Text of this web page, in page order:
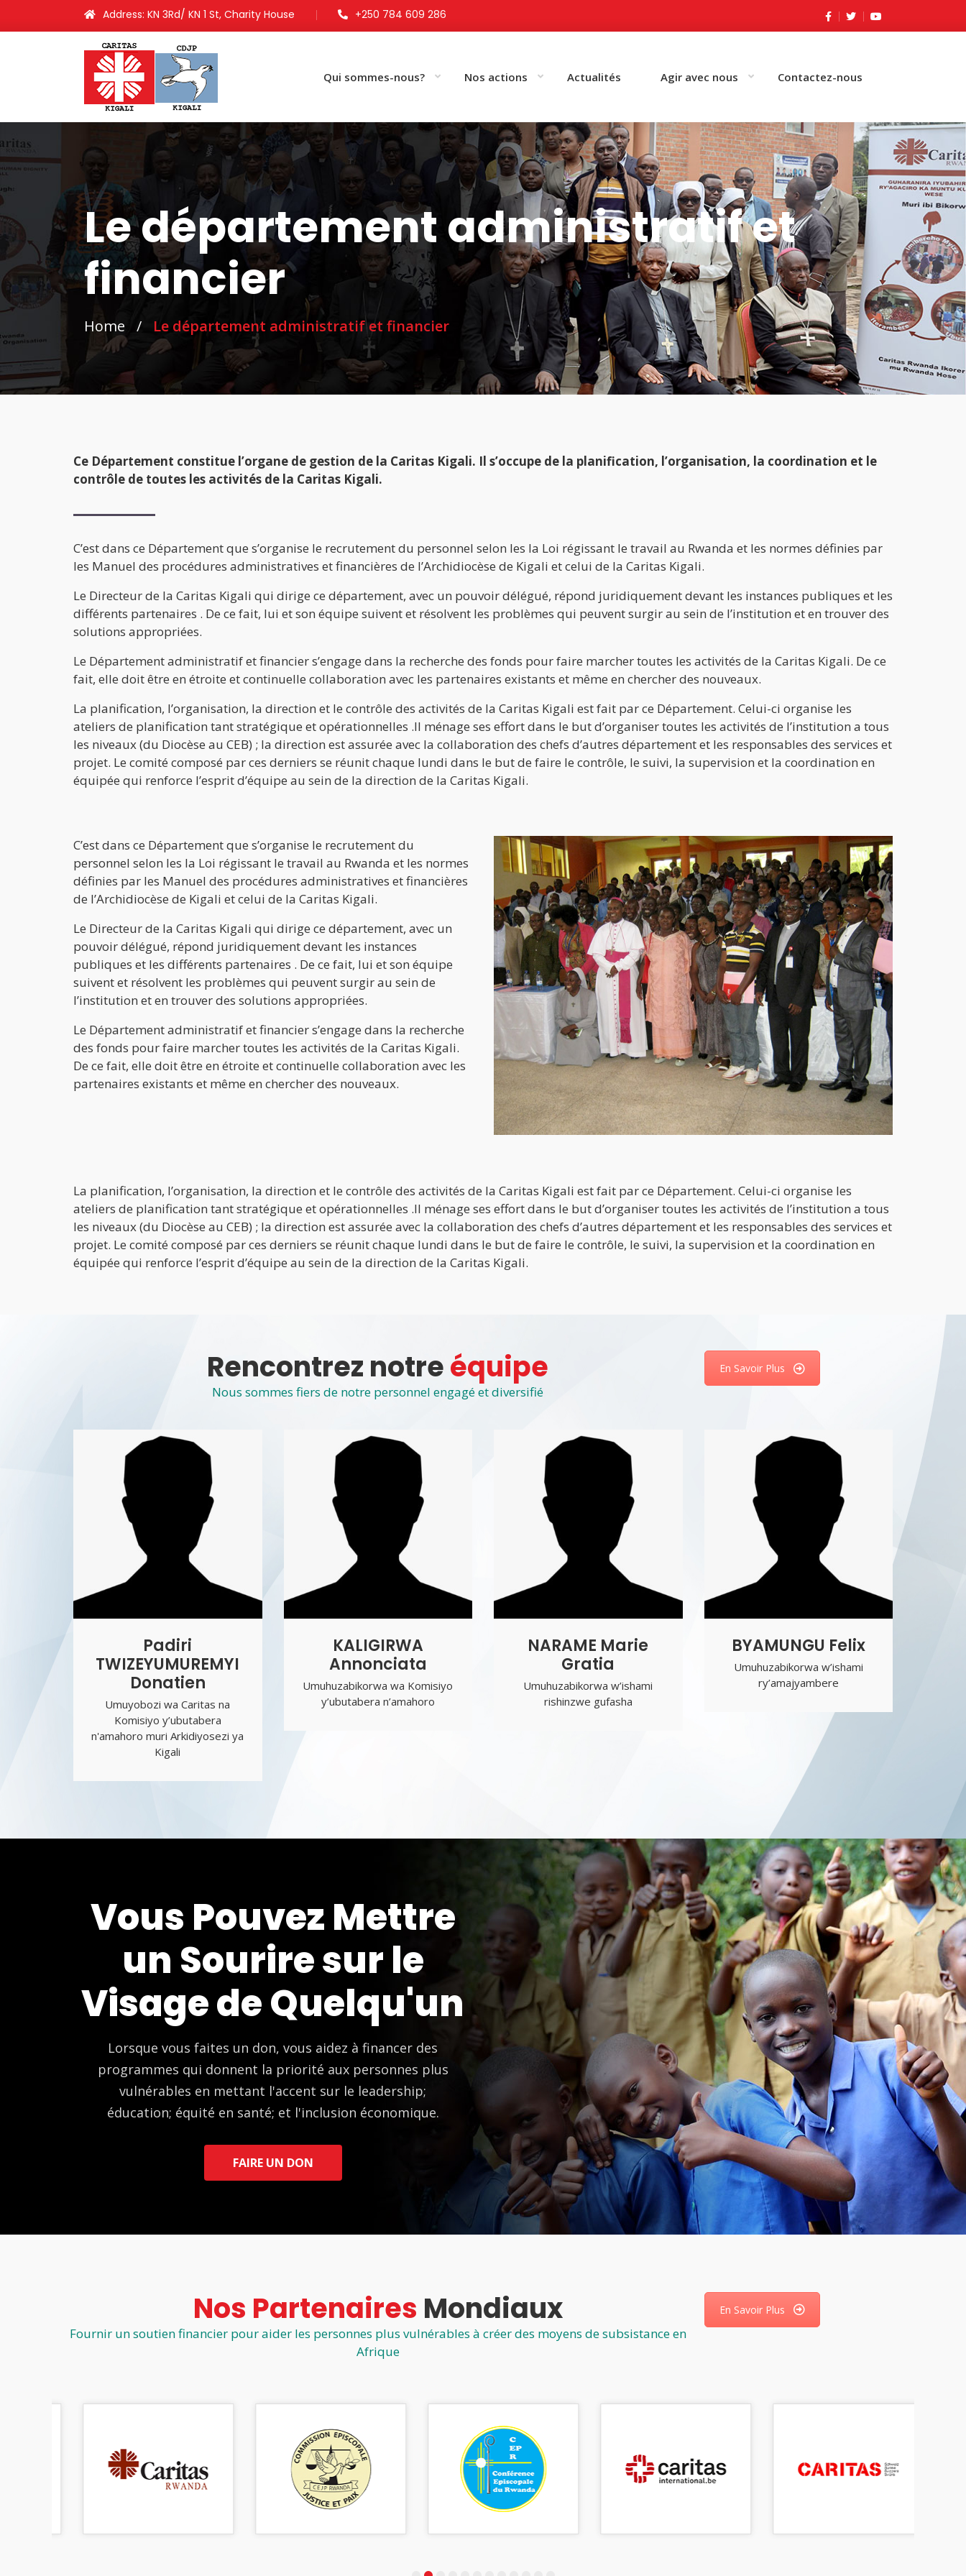
Address: KN 3Rd/ KN 1 St, Charity House +250 784 609 286
Qui sommes-nous? Nos actions Actualités Agir avec nous Contactez-nous
Le département administratif et
financier
Home / Le département administratif et financier
Ce Département constitue l’organe de gestion de la Caritas Kigali. Il s’occupe de la planification, l’organisation, la coordination et le
contrôle de toutes les activités de la Caritas Kigali.
C’est dans ce Département que s’organise le recrutement du personnel selon les la Loi régissant le travail au Rwanda et les normes définies par
les Manuel des procédures administratives et financières de l’Archidiocèse de Kigali et celui de la Caritas Kigali.
Le Directeur de la Caritas Kigali qui dirige ce département, avec un pouvoir délégué, répond juridiquement devant les instances publiques et les
différents partenaires . De ce fait, lui et son équipe suivent et résolvent les problèmes qui peuvent surgir au sein de l’institution et en trouver des
solutions appropriées.
Le Département administratif et financier s’engage dans la recherche des fonds pour faire marcher toutes les activités de la Caritas Kigali. De ce
fait, elle doit être en étroite et continuelle collaboration avec les partenaires existants et même en chercher des nouveaux.
La planification, l’organisation, la direction et le contrôle des activités de la Caritas Kigali est fait par ce Département. Celui-ci organise les
ateliers de planification tant stratégique et opérationnelles .Il ménage ses effort dans le but d’organiser toutes les activités de l’institution a tous
les niveaux (du Diocèse au CEB) ; la direction est assurée avec la collaboration des chefs d’autres département et les responsables des services et
projet. Le comité composé par ces derniers se réunit chaque lundi dans le but de faire le contrôle, le suivi, la supervision et la coordination en
équipée qui renforce l’esprit d’équipe au sein de la direction de la Caritas Kigali.
C’est dans ce Département que s’organise le recrutement du
personnel selon les la Loi régissant le travail au Rwanda et les normes
définies par les Manuel des procédures administratives et financières
de l’Archidiocèse de Kigali et celui de la Caritas Kigali.
Le Directeur de la Caritas Kigali qui dirige ce département, avec un
pouvoir délégué, répond juridiquement devant les instances
publiques et les différents partenaires . De ce fait, lui et son équipe
suivent et résolvent les problèmes qui peuvent surgir au sein de
l’institution et en trouver des solutions appropriées.
Le Département administratif et financier s’engage dans la recherche
des fonds pour faire marcher toutes les activités de la Caritas Kigali.
De ce fait, elle doit être en étroite et continuelle collaboration avec les
partenaires existants et même en chercher des nouveaux.
La planification, l’organisation, la direction et le contrôle des activités de la Caritas Kigali est fait par ce Département. Celui-ci organise les
ateliers de planification tant stratégique et opérationnelles .Il ménage ses effort dans le but d’organiser toutes les activités de l’institution a tous
les niveaux (du Diocèse au CEB) ; la direction est assurée avec la collaboration des chefs d’autres département et les responsables des services et
projet. Le comité composé par ces derniers se réunit chaque lundi dans le but de faire le contrôle, le suivi, la supervision et la coordination en
équipée qui renforce l’esprit d’équipe au sein de la direction de la Caritas Kigali.
Rencontrez notreéquipe
Nous sommes fiers de notre personnel engagé et diversifié
En Savoir Plus
Padiri
TWIZEYUMUREMYI
Donatien
Umuyobozi wa Caritas na
Komisiyo y’ubutabera
n'amahoro muri Arkidiyosezi ya
Kigali
KALIGIRWA
Annonciata
Umuhuzabikorwa wa Komisiyo
y’ubutabera n’amahoro
NARAME Marie
Gratia
Umuhuzabikorwa w’ishami
rishinzwe gufasha
BYAMUNGU Felix
Umuhuzabikorwa w’ishami
ry’amajyambere
Vous Pouvez Mettre
un Sourire sur le
Visage de Quelqu'un
Lorsque vous faites un don, vous aidez à financer des
programmes qui donnent la priorité aux personnes plus
vulnérables en mettant l'accent sur le leadership;
éducation; équité en santé; et l'inclusion économique.
FAIRE UN DON
Nos Partenaires Mondiaux
Fournir un soutien financier pour aider les personnes plus vulnérables à créer des moyens de subsistance en
Afrique
En Savoir Plus